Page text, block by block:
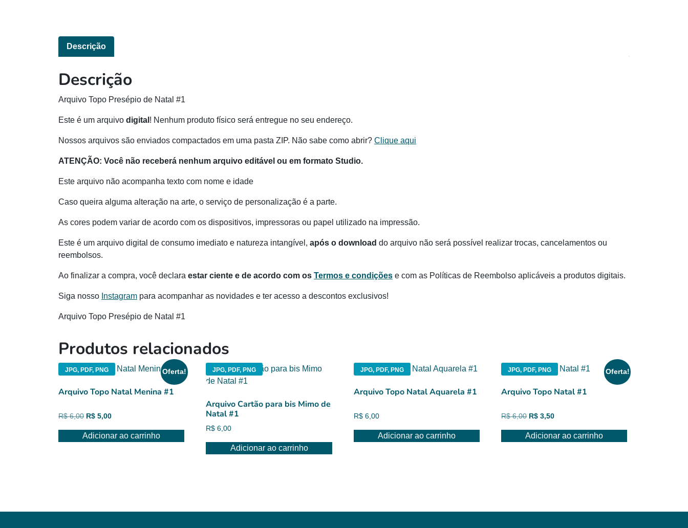
Descrição
Descrição
Arquivo Topo Presépio de Natal #1
Este é um arquivo digital ! Nenhum produto físico será entregue no seu endereço.
Nossos arquivos são enviados compactados em uma pasta ZIP. Não sabe como abrir? Clique aqui
ATENÇÃO: Você não receberá nenhum arquivo editável ou em formato Studio.
Este arquivo não acompanha texto com nome e idade
Caso queira alguma alteração na arte, o serviço de personalização é a parte.
As cores podem variar de acordo com os dispositivos, impressoras ou papel utilizado na impressão.
Este é um arquivo digital de consumo imediato e natureza intangível, após o download do arquivo não será possível realizar trocas, cancelamentos ou
reembolsos.
Ao finalizar a compra, você declara estar ciente e de acordo com os Termos e condições e com as Políticas de Reembolso aplicáveis a produtos digitais.
Siga nosso Instagram para acompanhar as novidades e ter acesso a descontos exclusivos!
Arquivo Topo Presépio de Natal #1
Produtos relacionados
JPG, PDF, PNG Oferta!
Arquivo Topo Natal Menina #1
R$6,00 O
original
R$ 5,00O
atual
Adicionar ao carrinho
JPG, PDF, PNG
Arquivo Cartão para bis Mimo de
Natal #1
R$ 6,00
Adicionar ao carrinho
JPG, PDF, PNG
Arquivo Topo Natal Aquarela #1
R$6,00
Adicionar ao carrinho
JPG, PDF, PNG Oferta!
Arquivo Topo Natal #1
R$6,00 O
original
R$ 3,50O
atual
Adicionar ao carrinho